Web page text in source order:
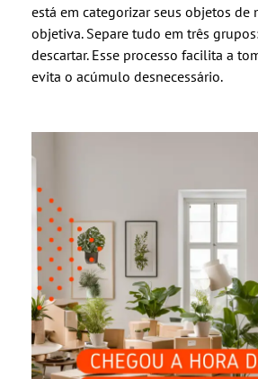
está em categorizar seus objetos de
objetiva. Separe tudo em três
descartar. Esse processo facilita a
evita o acúmulo desnecessário.